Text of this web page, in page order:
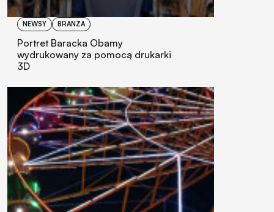
NEWSY BRANŻA
Portret Baracka Obamy
wydrukowany za pomocą drukarki
3D